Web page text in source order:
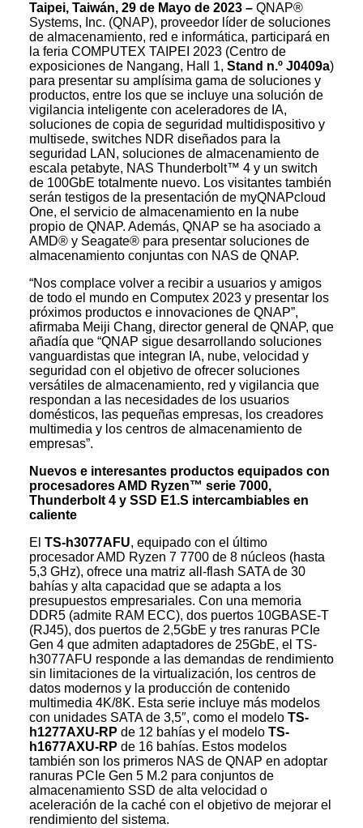
Taipei, Taiwán, 29 de Mayo de 2023 – QNAP®
Systems, Inc. (QNAP), proveedor líder de soluciones
de almacenamiento, red e informática, participará en
la feria COMPUTEX TAIPEI 2023 (Centro de
exposiciones de Nangang, Hall 1, Stand n.º J0409a)
para presentar su amplísima gama de soluciones y
productos, entre los que se incluye una solución de
vigilancia inteligente con aceleradores de IA,
soluciones de copia de seguridad multidispositivo y
multisede, switches NDR diseñados para la
seguridad LAN, soluciones de almacenamiento de
escala petabyte, NAS Thunderbolt™ 4 y un switch
de 100GbE totalmente nuevo. Los visitantes también
serán testigos de la presentación de myQNAPcloud
One, el servicio de almacenamiento en la nube
propio de QNAP. Además, QNAP se ha asociado a
AMD® y Seagate® para presentar soluciones de
almacenamiento conjuntas con NAS de QNAP.
“Nos complace volver a recibir a usuarios y amigos
de todo el mundo en Computex 2023 y presentar los
próximos productos e innovaciones de QNAP”,
afirmaba Meiji Chang, director general de QNAP, que
añadía que “QNAP sigue desarrollando soluciones
vanguardistas que integran IA, nube, velocidad y
seguridad con el objetivo de ofrecer soluciones
versátiles de almacenamiento, red y vigilancia que
respondan a las necesidades de los usuarios
domésticos, las pequeñas empresas, los creadores
multimedia y los centros de almacenamiento de
empresas”.
Nuevos e interesantes productos equipados con
procesadores AMD Ryzen™ serie 7000,
Thunderbolt 4 y SSD E1.S intercambiables en
caliente
El TS-h3077AFU, equipado con el último
procesador AMD Ryzen 7 7700 de 8 núcleos (hasta
5,3 GHz), ofrece una matriz all-flash SATA de 30
bahías y alta capacidad que se adapta a los
presupuestos empresariales. Con una memoria
DDR5 (admite RAM ECC), dos puertos 10GBASE-T
(RJ45), dos puertos de 2,5GbE y tres ranuras PCIe
Gen 4 que admiten adaptadores de 25GbE, el TS-
h3077AFU responde a las demandas de rendimiento
sin limitaciones de la virtualización, los centros de
datos modernos y la producción de contenido
multimedia 4K/8K. Esta serie incluye más modelos
con unidades SATA de 3,5″, como el modelo TS-
h1277AXU-RP de 12 bahías y el modelo TS-
h1677AXU-RP de 16 bahías. Estos modelos
también son los primeros NAS de QNAP en adoptar
ranuras PCIe Gen 5 M.2 para conjuntos de
almacenamiento SSD de alta velocidad o
aceleración de la caché con el objetivo de mejorar el
rendimiento del sistema.